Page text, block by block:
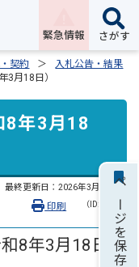
緊急情報 さがす
契約
入札公告・結果
3月18日）
8年3月18
最終更新日： 2026年3月13日
（ID:2334）
印刷
8年3月18日執
ページを保存